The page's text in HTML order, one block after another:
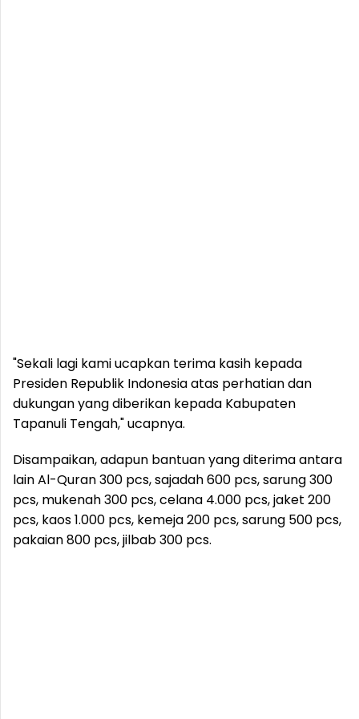
"Sekali lagi kami ucapkan terima kasih kepada
Presiden Republik Indonesia atas perhatian dan
dukungan yang diberikan kepada Kabupaten
Tapanuli Tengah," ucapnya.
Disampaikan, adapun bantuan yang diterima antara
lain Al-Quran 300 pcs, sajadah 600 pcs, sarung 300
pcs, mukenah 300 pcs, celana 4.000 pcs, jaket 200
pcs, kaos 1.000 pcs, kemeja 200 pcs, sarung 500 pcs,
pakaian 800 pcs, jilbab 300 pcs.